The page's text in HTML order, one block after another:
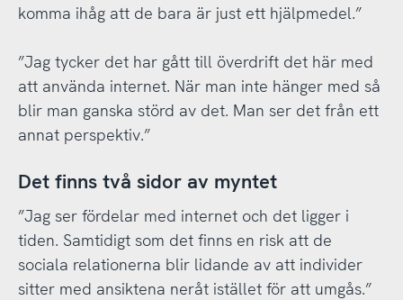
komma ihåg att de bara är just ett hjälpmedel.”
”Jag tycker det har gått till överdrift det här med
att använda internet. När man inte hänger med så
blir man ganska störd av det. Man ser det från ett
annat perspektiv.”
Det finns två sidor av myntet
”Jag ser fördelar med internet och det ligger i
tiden. Samtidigt som det finns en risk att de
sociala relationerna blir lidande av att individer
sitter med ansiktena neråt istället för att umgås.”